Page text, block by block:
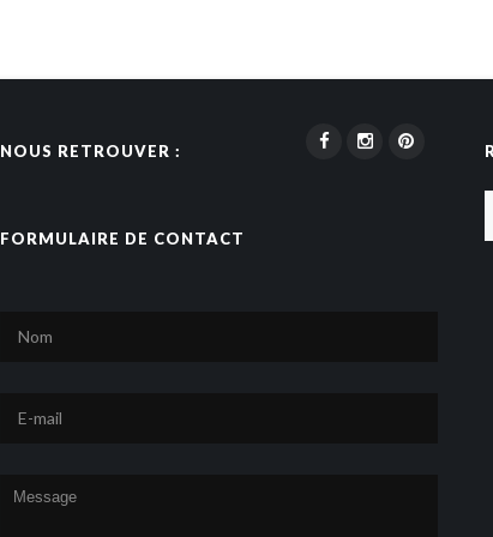
NOUS RETROUVER :
FORMULAIRE DE CONTACT